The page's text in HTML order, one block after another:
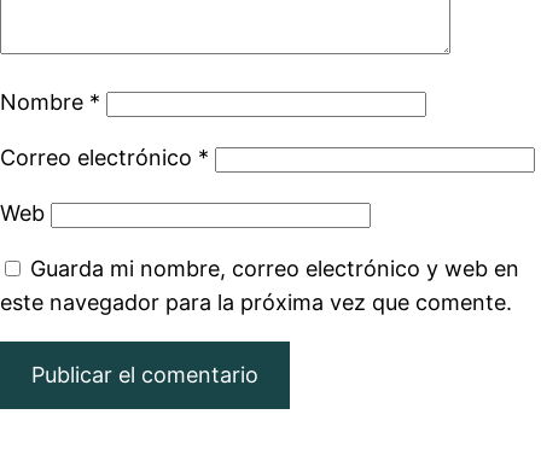
Nombre *
Correo electrónico *
Web
Guarda mi nombre, correo electrónico y web en
este navegador para la próxima vez que comente.